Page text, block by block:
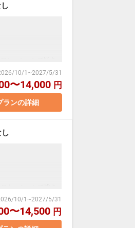
ーあります。
入力してくださ
が異なる場合が
10/1 ~2027/5/31
〜14,000 円
ランの詳細
ーあります。
10/1 ~2027/5/31
〜14,500 円